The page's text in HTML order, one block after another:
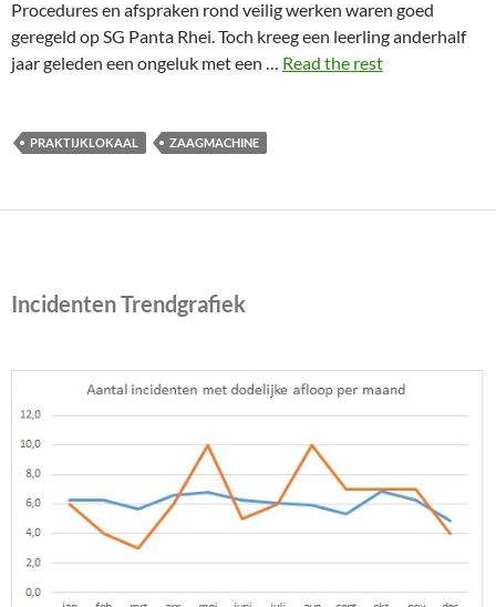
Procedures en afspraken rond veilig werken waren goed
geregeld op SG Panta Rhei. Toch kreeg een leerling anderhalf
jaar geleden een ongeluk met een … Read the rest
PRAKTIJKLOKAAL ZAAGMACHINE
Incidenten Trendgrafiek